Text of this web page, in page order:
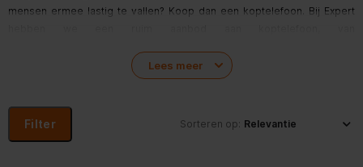
mensen ermee lastig te vallen? Koop dan een koptelefoon. Bij Expert
je niet gestoord worden? Kies dan voor een
noise-cancelling koptelefoon
Lees meer
Filter Sorteren op: